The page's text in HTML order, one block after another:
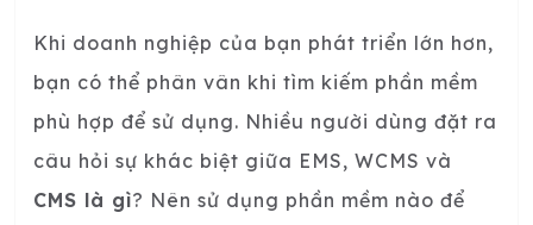
Khi doanh nghiệp của bạn phát triển lớn hơn,
bạn có thể phân vân khi tìm kiếm phần mềm
phù hợp để sử dụng. Nhiều người dùng đặt ra
câu hỏi sự khác biệt giữa EMS, WCMS và
CMS là gì? Nên sử dụng phần mềm nào để